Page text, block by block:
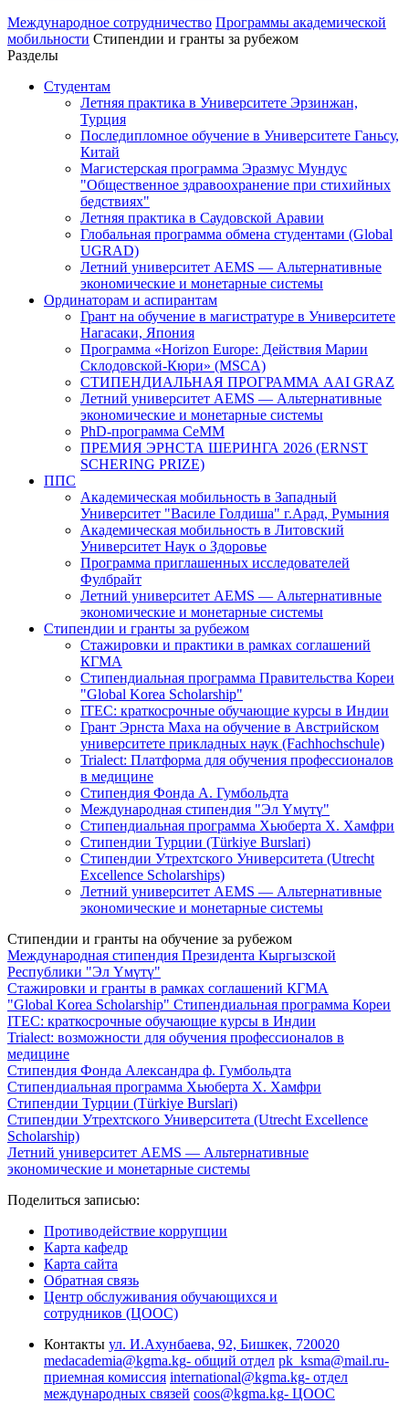
Международное сотрудничество Программы академической
мобильности Стипендии и гранты за рубежом
Разделы
Студентам
Летняя практика в Университете Эрзинжан,
Турция
Последипломное обучение в Университете Ганьсу,
Китай
Магистерская программа Эразмус Мундус
"Общественное здравоохранение при стихийных
бедствиях"
Летняя практика в Саудовской Аравии
Глобальная программа обмена студентами (Global
UGRAD)
Летний университет AEMS — Альтернативные
экономические и монетарные системы
Ординаторам и аспирантам
Грант на обучение в магистратуре в Университете
Нагасаки, Япония
Программа «Horizon Europe: Действия Марии
Склодовской-Кюри» (MSCA)
СТИПЕНДИАЛЬНАЯ ПРОГРАММА AAI GRAZ
Летний университет AEMS — Альтернативные
экономические и монетарные системы
PhD-программа CeMM
ПРЕМИЯ ЭРНСТА ШЕРИНГА 2026 (ERNST
SCHERING PRIZE)
ППС
Академическая мобильность в Западный
Университет "Василе Голдиша" г.Арад, Румыния
Академическая мобильность в Литовский
Университет Наук о Здоровье
Программа приглашенных исследователей
Фулбрайт
Летний университет AEMS — Альтернативные
экономические и монетарные системы
Стипендии и гранты за рубежом
Стажировки и практики в рамках соглашений
КГМА
Стипендиальная программа Правительства Кореи
"Global Korea Scholarship"
ITEC: краткосрочные обучающие курсы в Индии
Грант Эрнста Маха на обучение в Австрийском
университете прикладных наук (Fachhochschule)
Trialect: Платформа для обучения профессионалов
в медицине
Стипендия Фонда А. Гумбольдта
Международная стипендия "Эл Үмүтү"
Стипендиальная программа Хьюберта Х. Хамфри
Стипендии Турции (Türkiye Burslari)
Стипендии Утрехтского Университета (Utrecht
Excellence Scholarships)
Летний университет AEMS — Альтернативные
экономические и монетарные системы
Стипендии и гранты на обучение за рубежом
Международная стипендия Президента Кыргызской
Республики "Эл Үмүтү"
Стажировки и гранты в рамках соглашений КГМА
"Global Korea Scholarship" Стипендиальная программа Кореи
ITEC: краткосрочные обучающие курсы в Индии
Trialect: возможности для обучения профессионалов в
медицине
Стипендия Фонда Александра ф. Гумбольдта
Стипендиальная программа Хьюберта Х. Хамфри
Стипендии Турции (Türkiye Burslari)
Стипендии Утрехтского Университета (Utrecht Excellence
Scholarship)
Летний университет AEMS — Альтернативные
экономические и монетарные системы
Поделиться записью:
Противодействие коррупции
Карта кафедр
Карта сайта
Обратная связь
Центр обслуживания обучающихся и
сотрудников (ЦООС)
Контакты ул. И.Ахунбаева, 92, Бишкек, 720020
medacademia@kgma.kg- общий отдел pk_ksma@mail.ru-
приемная комиссия international@kgma.kg- отдел
международных связей coos@kgma.kg- ЦООС